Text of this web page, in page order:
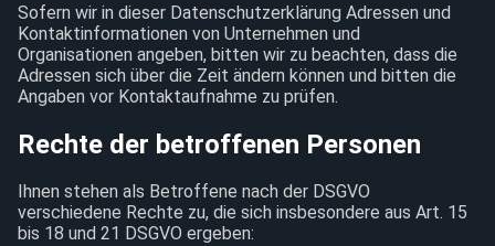
Sofern wir in dieser Datenschutzerklärung Adressen und
Kontaktinformationen von Unternehmen und
Organisationen angeben, bitten wir zu beachten, dass die
Adressen sich über die Zeit ändern können und bitten die
Angaben vor Kontaktaufnahme zu prüfen.
Rechte der betroffenen Personen
Ihnen stehen als Betroffene nach der DSGVO
verschiedene Rechte zu, die sich insbesondere aus Art. 15
bis 18 und 21 DSGVO ergeben: